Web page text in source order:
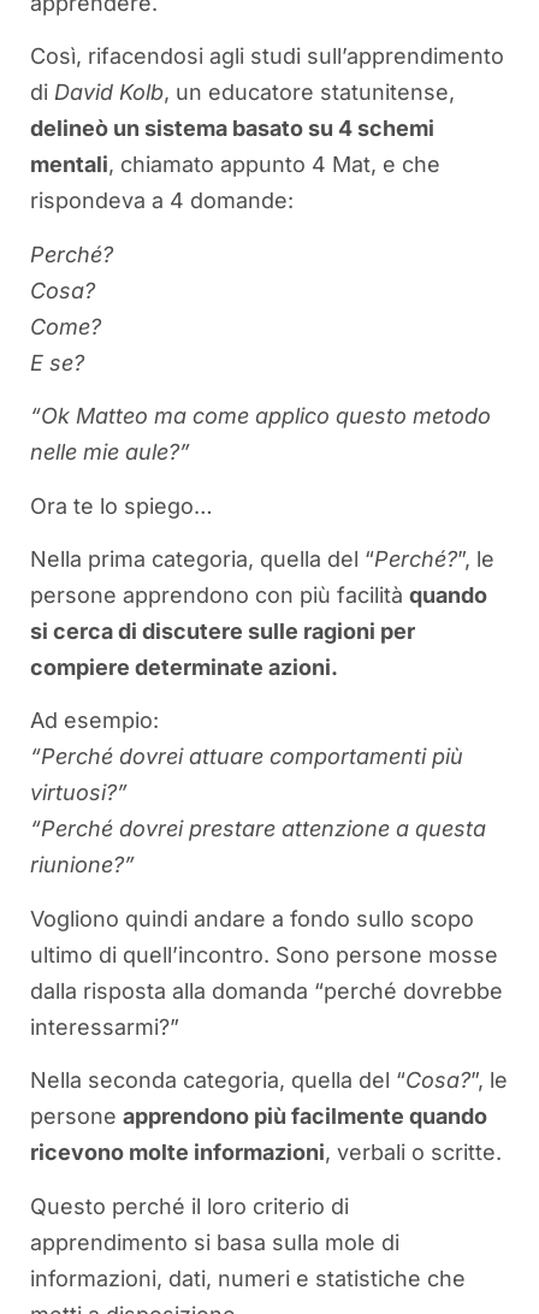
Così, rifacendosi agli studi sull’apprendimento
di David Kolb, un educatore statunitense,
delineò un sistema basato su 4 schemi
mentali, chiamato appunto 4 Mat, e che
rispondeva a 4 domande:
Perché?
Cosa?
Come?
E se?
“Ok Matteo ma come applico questo metodo
nelle mie aule?”
Ora te lo spiego…
Nella prima categoria, quella del “Perché?”, le
persone apprendono con più facilità quando
si cerca di discutere sulle ragioni per
compiere determinate azioni.
Ad esempio:
“Perché dovrei attuare comportamenti più
virtuosi?”
“Perché dovrei prestare attenzione a questa
riunione?”
Vogliono quindi andare a fondo sullo scopo
ultimo di quell’incontro. Sono persone mosse
dalla risposta alla domanda “perché dovrebbe
interessarmi?”
Nella seconda categoria, quella del “Cosa?”, le
persone apprendono più facilmente quando
ricevono molte informazioni, verbali o scritte.
Questo perché il loro criterio di
apprendimento si basa sulla mole di
informazioni, dati, numeri e statistiche che